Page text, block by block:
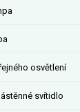
osvětlení
svítidlo